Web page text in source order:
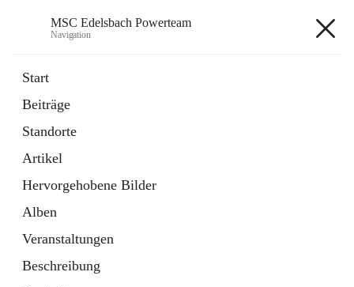
MSC Edelsbach Powerteam
Navigation
Start
Beiträge
Standorte
Artikel
Hervorgehobene Bilder
Alben
Veranstaltungen
Beschreibung
Datei
in
Tab
Unsere Modellautobahn LIVE
Artikel
öffnet
in
neuem
Tab